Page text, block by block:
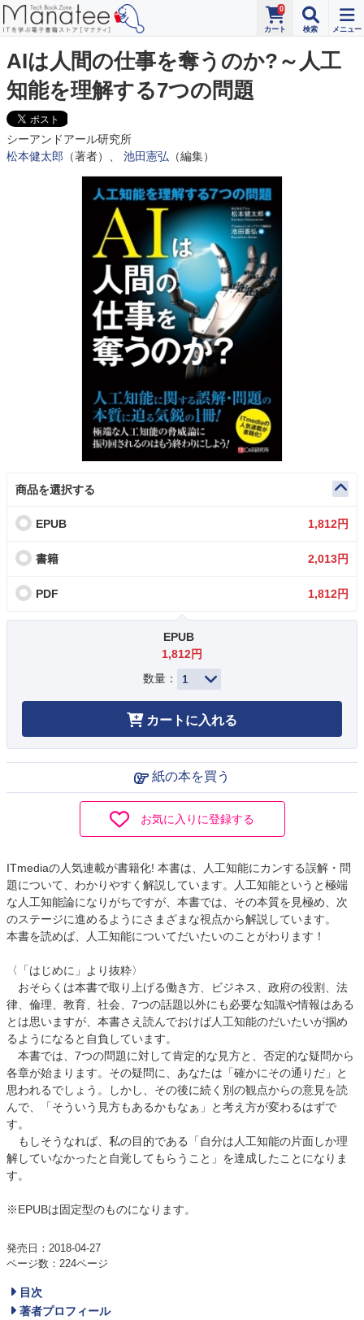
0
AIは人間の仕事を奪うのか?～人工
知能を理解する7つの問題
シーアンドアール研究所
松本健太郎 （著者）、 池田憲弘 （編集）
商品を選択する
EPUB 1,812円
書籍 2,013円
PDF 1,812円
EPUB
1,812円
数量：
カートに入れる
紙の本を買う
お気に入りに登録する
ITmediaの人気連載が書籍化! 本書は、人工知能にカンする誤解・問
題について、わかりやすく解説しています。人工知能というと極端
な人工知能論になりがちですが、本書では、その本質を見極め、次
のステージに進めるようにさまざまな視点から解説しています。
本書を読めば、人工知能についてだいたいのことがわります！
〈「はじめに」より抜粋〉
おそらくは本書で取り上げる働き方、ビジネス、政府の役割、法
律、倫理、教育、社会、7つの話題以外にも必要な知識や情報はある
とは思いますが、本書さえ読んでおけば人工知能のだいたいが掴め
るようになると自負しています。
本書では、7つの問題に対して肯定的な見方と、否定的な疑問から
各章が始まります。その疑問に、あなたは「確かにその通りだ」と
思われるでしょう。しかし、その後に続く別の観点からの意見を読
んで、「そういう見方もあるかもなぁ」と考え方が変わるはずで
す。
もしそうなれば、私の目的である「自分は人工知能の片面しか理
解していなかったと自覚してもらうこと」を達成したことになりま
す。
※EPUBは固定型のものになります。
発売日：2018-04-27
ページ数：224ページ
目次
著者プロフィール